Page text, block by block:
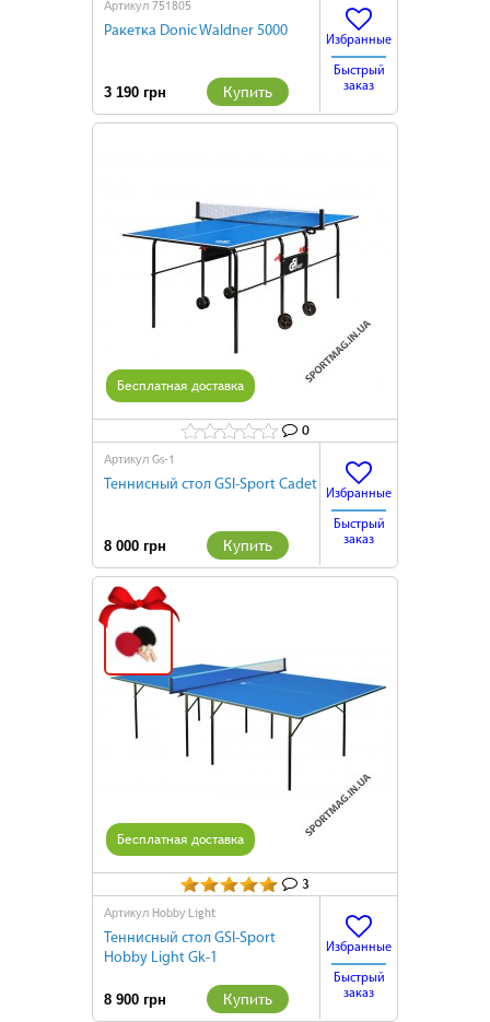
Артикул 751805
Ракетка Donic Waldner 5000
3 190 грн Купить
Избранные
Быстрый
заказ
0
Бесплатная доставка
Артикул Gs-1
Теннисный стол GSI-Sport Cadet
8 000 грн Купить
Избранные
Быстрый
заказ
3
Бесплатная доставка
Артикул Hobby Light
Теннисный стол GSI-Sport
Hobby Light Gk-1
8 900 грн Купить
Избранные
Быстрый
заказ